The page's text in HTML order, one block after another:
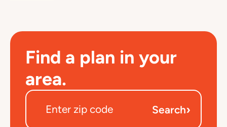
Find a plan in your
area.
Search›